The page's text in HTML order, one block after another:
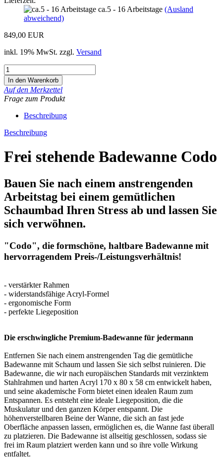
ca.5 - 16 Arbeitstage (Ausland
abweichend)
849,00 EUR
inkl. 19% MwSt. zzgl. Versand
Auf den Merkzettel
Frage zum Produkt
Beschreibung
Beschreibung
Frei stehende Badewanne Codo
Bauen Sie nach einem anstrengenden
Arbeitstag bei einem gemütlichen
Schaumbad Ihren Stress ab und lassen Sie
sich verwöhnen.
"Codo", die formschöne, haltbare Badewanne mit
hervorragendem Preis-/Leistungsverhältnis!
- verstärkter Rahmen
- widerstandsfähige Acryl-Formel
- ergonomische Form
- perfekte Liegeposition
Die erschwingliche Premium-Badewanne für jedermann
Entfernen Sie nach einem anstrengenden Tag die gemütliche
Badewanne mit Schaum und lassen Sie sich selbst ruinieren. Die
Badewanne, die wir nach europäischen Standards mit verzinktem
Stahlrahmen und harten Acryl 170 x 80 x 58 cm entwickelt haben,
und seine akademische Form bietet einen idealen Raum zum
Entspannen. Es entsteht eine ideale Liegeposition, die die
Muskulatur und den ganzen Körper entspannt. Die
höhenverstellbaren Beine der Wanne, die sich an fast jede
Oberfläche anpassen lassen, ermöglichen es, die Wanne fast überall
zu platzieren. Die Badewanne ist allseitig geschlossen, sodass sie
frei im Raum platziert werden kann und so ihre volle Wirkung
entfaltet.